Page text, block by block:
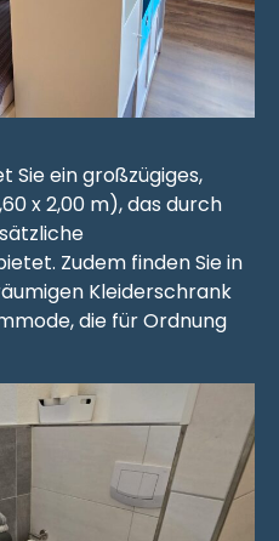
ein großzügiges,
x 2,00 m), das durch
Zudem finden Sie in
Kleiderschrank
die für Ordnung